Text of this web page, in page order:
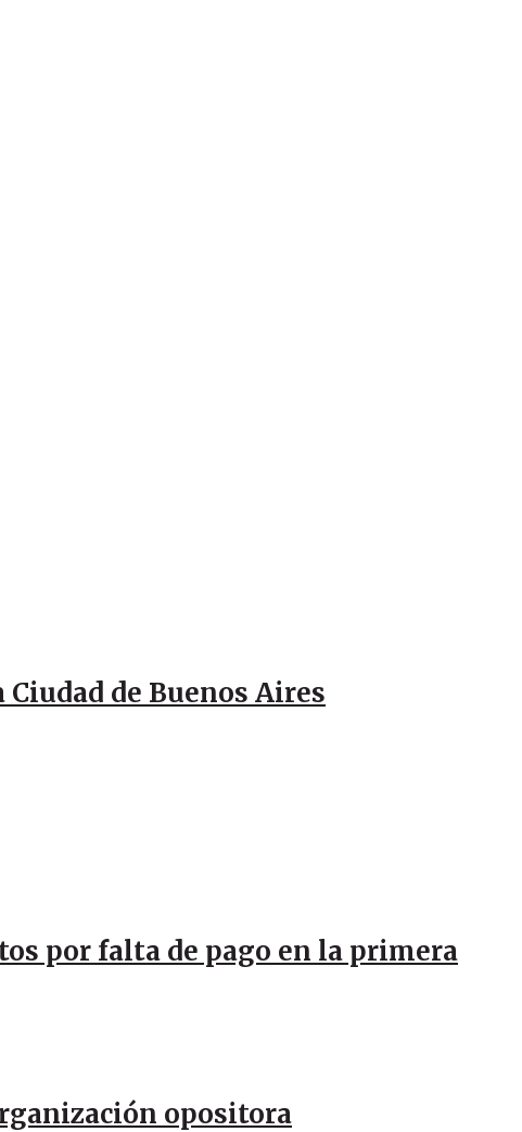
de Buenos Aires
por falta de pago en la primera
opositora